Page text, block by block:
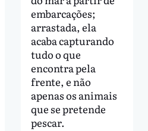
embarcações;
arrastada, ela
acaba capturando
tudo o que
encontra pela
frente, e não
apenas os animais
que se pretende
pescar.